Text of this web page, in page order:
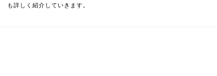
も詳しく紹介していきます。